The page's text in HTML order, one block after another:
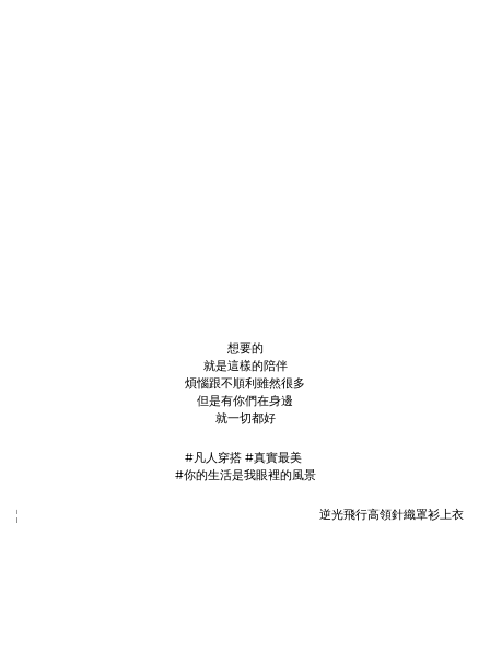
想要的
就是這樣的陪伴
煩惱跟不順利雖然很多
但是有你們在身邊
就一切都好
#凡人穿搭 #真實最美
#你的生活是我眼裡的風景